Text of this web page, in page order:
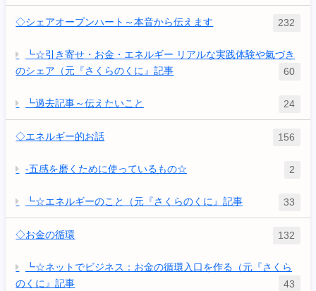
◇シェアオープンハート～本音から伝えます 232
┗☆引き寄せ・お金・エネルギー リアルな実践体験や氣づき
のシェア（元『さくらのくに』記事
60
┗過去記事～伝えたいこと 24
◇エネルギー的お話 156
-五感を磨くために使っているもの☆ 2
┗☆エネルギーのこと（元『さくらのくに』記事 33
◇お金の循環 132
┗☆ネットでビジネス：お金の循環入口を作る（元『さくら
のくに』記事
43